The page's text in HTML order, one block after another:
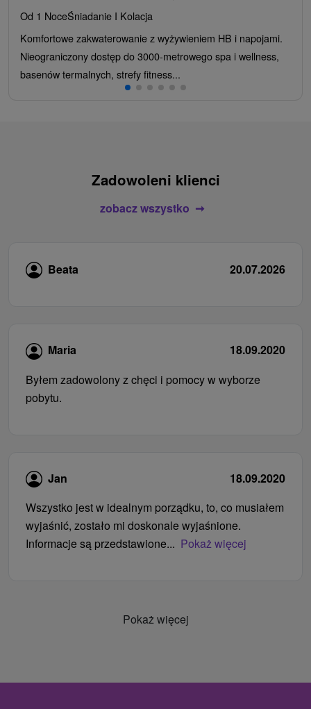
Od 1 NoceŚniadanie I Kolacja
Komfortowe zakwaterowanie z wyżywieniem HB i napojami.
Nieograniczony dostęp do 3000-metrowego spa i wellness,
basenów termalnych, strefy fitness...
Zadowoleni klienci
zobacz wszystko
Beata 20.07.2026
Maria
18.09.2020
Byłem zadowolony z chęci i pomocy w wyborze
pobytu.
Jan
18.09.2020
Wszystko jest w idealnym porządku, to, co musiałem
wyjaśnić, zostało mi doskonale wyjaśnione.
Informacje są przedstawione... Pokaż więcej
Pokaż więcej